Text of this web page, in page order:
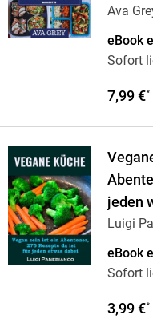
Ava
eBook
Sofort
7,99 €*
jeden
Luigi
eBook
Sofort
3,99 €*